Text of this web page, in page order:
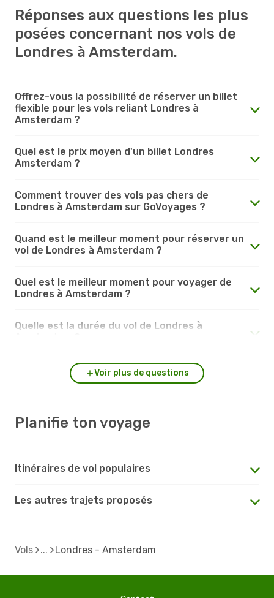
Réponses aux questions les plus
posées concernant nos vols de
Londres à Amsterdam.
Offrez-vous la possibilité de réserver un billet
flexible pour les vols reliant Londres à
Amsterdam ?
Quel est le prix moyen d'un billet Londres
Amsterdam ?
Comment trouver des vols pas chers de
Londres à Amsterdam sur GoVoyages ?
Quand est le meilleur moment pour réserver un
vol de Londres à Amsterdam ?
Quel est le meilleur moment pour voyager de
Londres à Amsterdam ?
Quelle est la durée du vol de Londres à
Voir plus de questions
Planifie ton voyage
Itinéraires de vol populaires
Les autres trajets proposés
Vols Londres - Amsterdam